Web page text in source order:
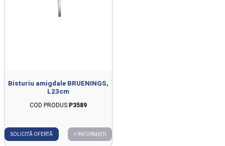
Bisturiu amigdale BRUENINGS,
L23cm
COD PRODUS:P3589
SOLICITĂ OFERTĂ + INFORMAȚII